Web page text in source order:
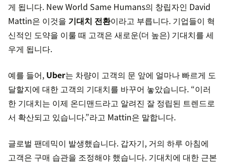
게 됩니다. New World Same Humans의 창립자인 David
Mattin은 이것을 기대치 전환이라고 부릅니다. 기업들이 혁
신적인 도약을 이룰 때 고객은 새로운(더 높은) 기대치를 세
우게 됩니다.
예를 들어, Uber는 차량이 고객의 문 앞에 얼마나 빠르게 도
달할지에 대한 고객의 기대치를 바꾸어 놓았습니다. “이러
한 기대치는 이제 온디맨드라고 알려진 잘 정립된 트렌드로
서 확산되고 있습니다.”라고 Mattin은 말합니다.
글로벌 팬데믹이 발생했습니다. 갑자기, 거의 하루 아침에
고객은 구매 습관을 조정해야 했습니다. 기대치에 대한 근본